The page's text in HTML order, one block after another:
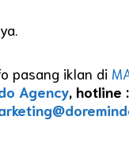
pasang iklan di
Agency,